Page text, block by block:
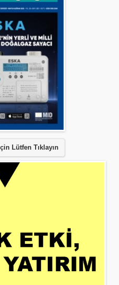
Lütfen Tıklayın